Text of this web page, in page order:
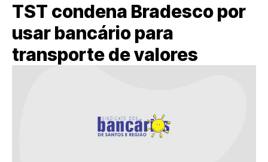
TST condena Bradesco por
usar bancário para
transporte de valores